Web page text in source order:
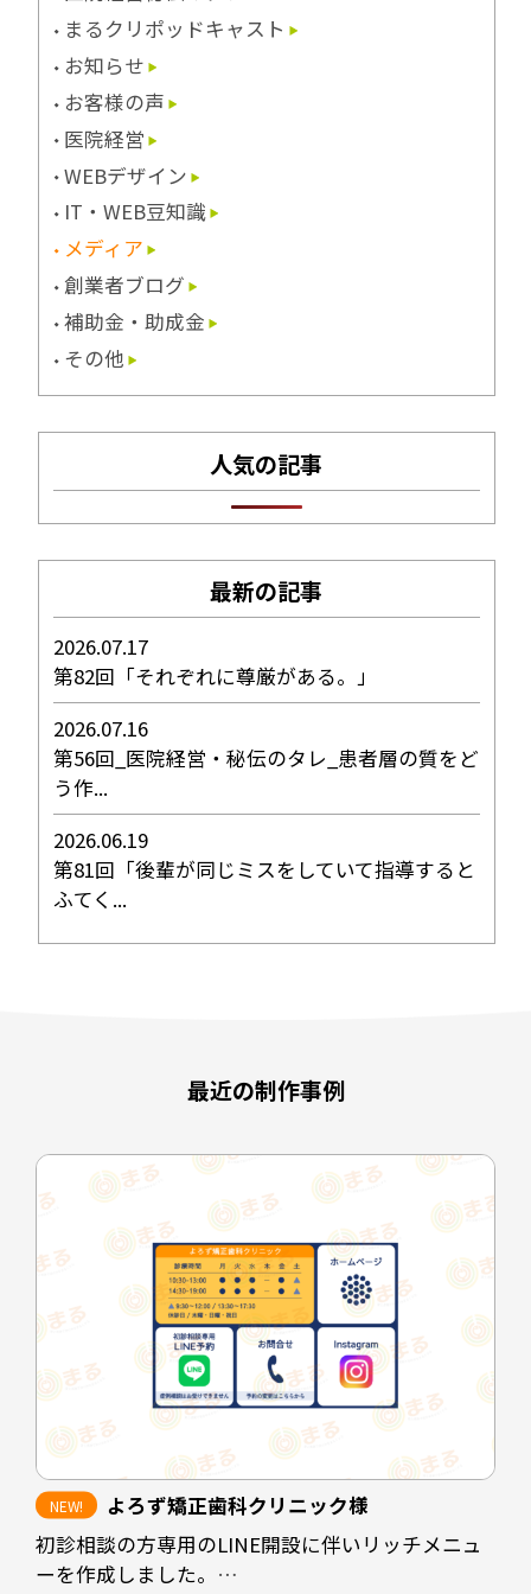
まるクリポッドキャスト
お知らせ
お客様の声
医院経営
WEBデザイン
IT・WEB豆知識
メディア
創業者ブログ
補助金・助成金
その他
人気の記事
最新の記事
2026.07.17
第82回「それぞれに尊厳がある。」
2026.07.16
第56回_医院経営・秘伝のタレ_患者層の質をど
う作...
2026.06.19
第81回「後輩が同じミスをしていて指導すると
ふてく...
最近の制作事例
よろず矯正歯科クリニック様
初診相談の方専用のLINE開設に伴いリッチメニュ
ーを作成しました。